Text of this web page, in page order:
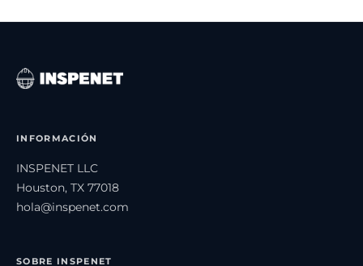
INFORMACIÓN
INSPENET LLC
Houston, TX 77018
hola@inspenet.com
SOBRE INSPENET